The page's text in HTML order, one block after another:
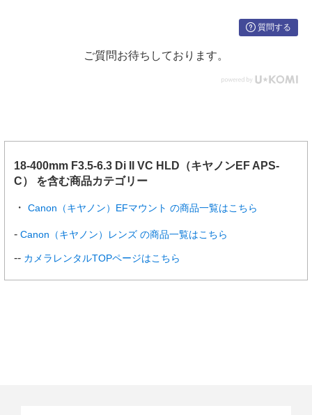
質問する
ご質問お待ちしております。
18-400mm F3.5-6.3 Di II VC HLD（キヤノンEF APS-
C） を含む商品カテゴリー
Canon（キヤノン）EFマウント の商品一覧はこちら
Canon（キヤノン）レンズ の商品一覧はこちら
カメラレンタルTOPページはこちら